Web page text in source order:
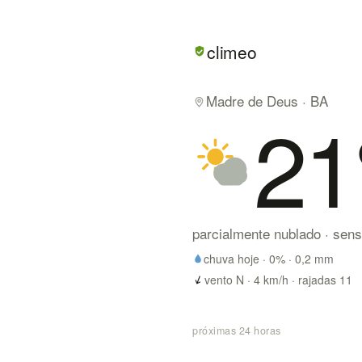
Em Madre de Deus/BA hoje:
climeo
Madre de Deus · BA
21
parcialmente nublado ·
chuva hoje · 0% · 0,2 mm
vento N · 4 km/h · rajadas 11
próximas 24 horas